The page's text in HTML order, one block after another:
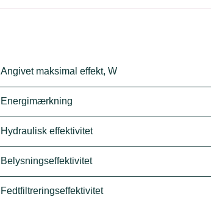
Angivet maksimal effekt, W
Energimærkning
Hydraulisk effektivitet
Belysningseffektivitet
Fedtfiltreringseffektivitet